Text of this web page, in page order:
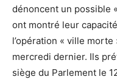
dénoncent un possible
ont montré leur
l’opération « ville
mercredi dernier. Ils
siège du Parlement le